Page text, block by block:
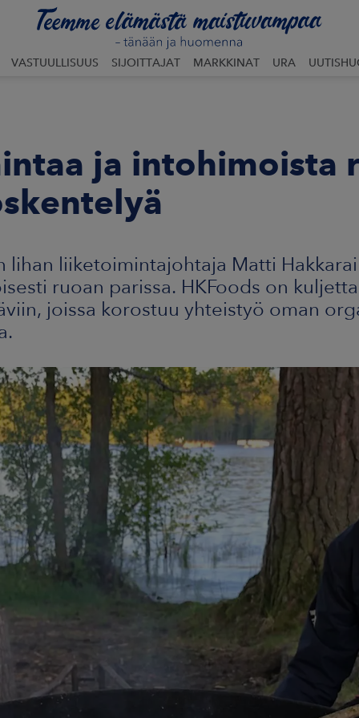
VASTUULLISUUS SIJOITTAJAT MARKKINAT URA
ja intohimoista
lihan liiketoimintajohtaja Matti
ruoan parissa. HKFoods on
joissa korostuu yhteistyö oman